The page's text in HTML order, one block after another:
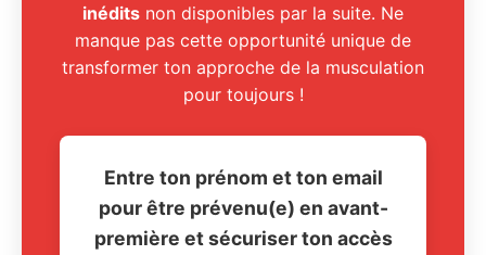
inédits non disponibles par la suite. Ne
manque pas cette opportunité unique de
transformer ton approche de la musculation
pour toujours !
Entre ton prénom et ton email
pour être prévenu(e) en avant-
première et sécuriser ton accès